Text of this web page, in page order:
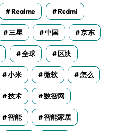
Realme Redmi
三星 中国 京东
全球 区块
小米 微软 怎么
技术 数智网
智能 智能家居